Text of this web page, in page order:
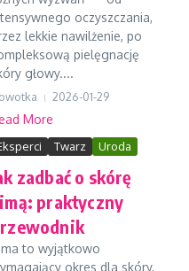
oczyszczania,
lekkie nawilżenie, po
pielęgnację
głowy....
2026-01-29
More
Twarz Uroda
zadbać o skórę
praktyczny
to wyjątkowo
okres dla skóry,